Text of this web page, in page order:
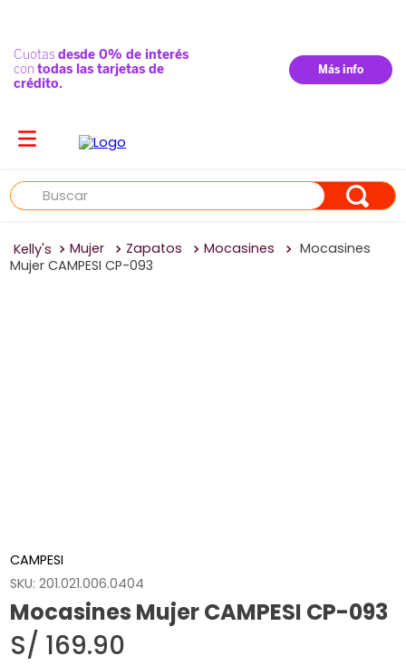
Buscar
Mujer Zapatos Mocasines
Mocasines
Mujer CAMPESI CP-093
CAMPESI
SKU:201.021.006.0404
Mocasines Mujer CAMPESI CP-093
S/ 169.90